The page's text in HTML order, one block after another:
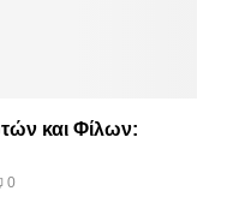
και Φίλων:
0